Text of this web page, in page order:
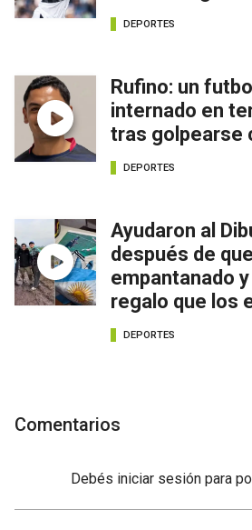
DEPORTES
Rufino: un
internado en
tras golpearse
DEPORTES
Ayudaron al
después de
empantanado
regalo que los
DEPORTES
Comentarios
Debés iniciar sesión para